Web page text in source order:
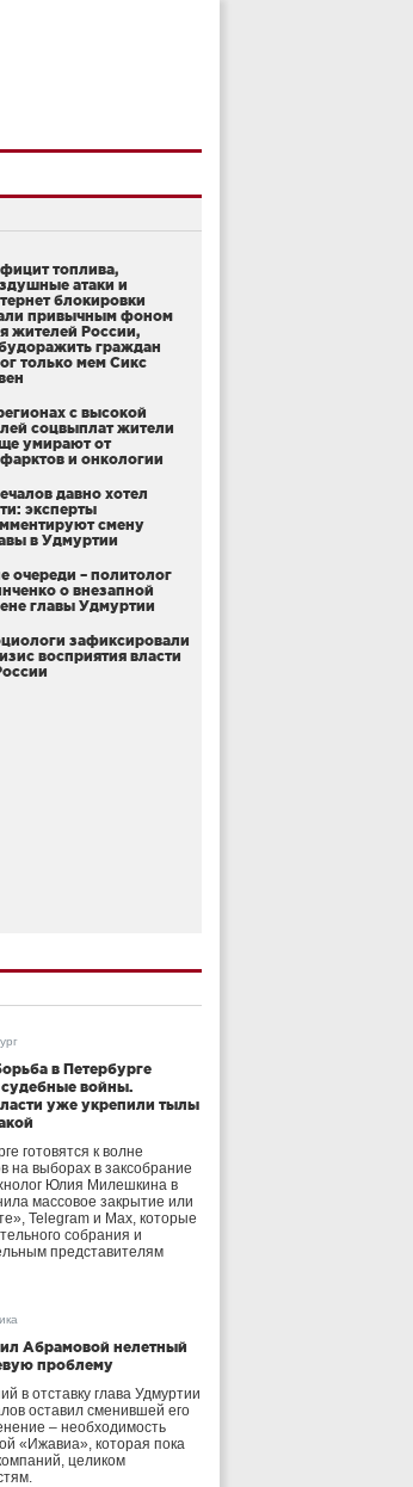
топлива,
атаки и
блокировки
привычным фоном
жителей России,
граждан
только мем Сикс
с высокой
соцвыплат жители
умирают от
и онкологии
давно хотел
эксперты
смену
в Удмуртии
очереди – политолог
о внезапной
главы Удмуртии
зафиксировали
восприятия власти
в Петербурге
войны.
уже укрепили тылы
готовятся к волне
на выборах в заксобрание
Юлия Милешкина в
массовое закрытие или
Telegram и Max, которые
собрания и
представителям
Абрамовой нелетный
проблему
в отставку глава Удмуртии
оставил сменившей его
– необходимость
«Ижавиа», которая пока
целиком